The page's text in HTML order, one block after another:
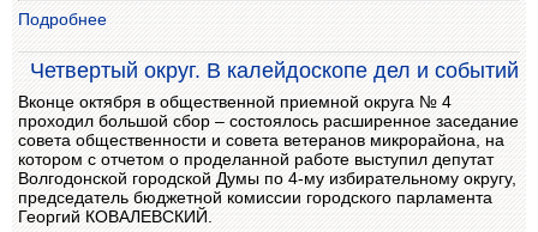
Подробнее
Четвертый округ. В калейдоскопе дел и событий
Вконце октября в общественной приемной округа № 4
проходил большой сбор – состоялось расширенное заседание
совета общественности и совета ветеранов микрорайона, на
котором с отчетом о проделанной работе выступил депутат
Волгодонской городской Думы по 4-му избирательному округу,
председатель бюджетной комиссии городского парламента
Георгий КОВАЛЕВСКИЙ.